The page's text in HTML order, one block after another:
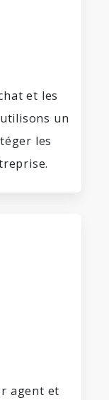
et les
un
les
agent et